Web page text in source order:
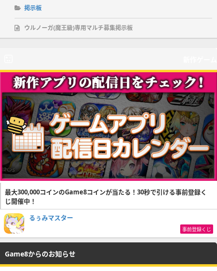
掲示板
ウルノーガ(魔王級)専用マルチ募集掲示板
最大300,000コインのGame8コインが当たる！30秒で引ける事前登録く
じ開催中！
るぅみマスター
事前登録くじ
Game8からのお知らせ